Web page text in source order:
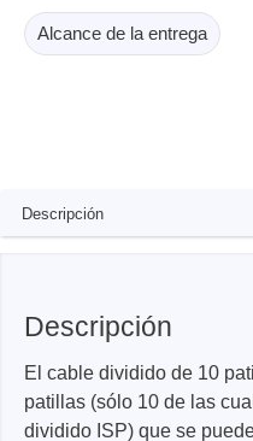
Alcance de la entrega
Descripción
Descripción
El cable dividido de 10
patillas (sólo 10 de las
dividido ISP) que se